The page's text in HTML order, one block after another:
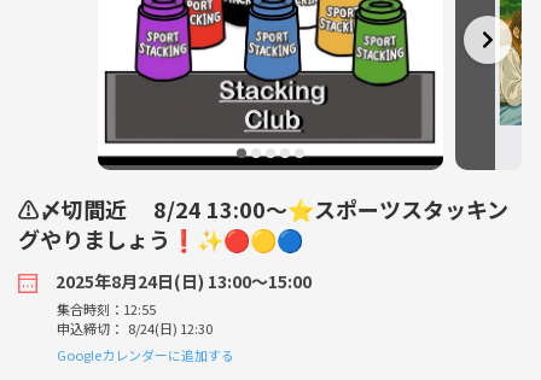
⚠️〆切間近 8/24 13:00〜⭐️スポーツスタッキン
グやりましょう❗️✨🔴🟡🔵
2025年8月24日(日) 13:00〜15:00
集合時刻：12:55
申込締切： 8/24(日) 12:30
Googleカレンダーに追加する